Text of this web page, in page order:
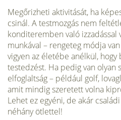
Megőrizheti aktivitását, ha
csinál. A testmozgás nem
konditeremben való izzadással
munkával – rengeteg módja
vigyen az életébe anélkül,
testedzést. Ha pedig van olyan
elfoglaltság – például golf,
amit mindig szeretett volna
Lehet ez egyéni, de akár
néhány ötlettel!